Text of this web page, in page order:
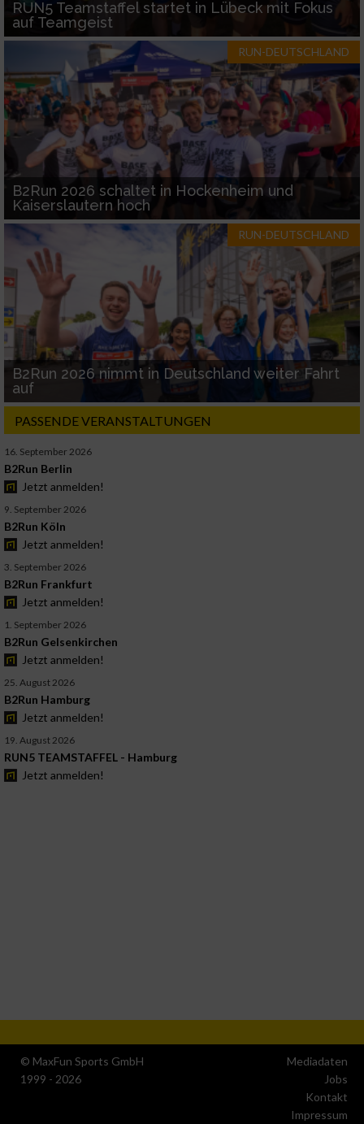
RUN5 Teamstaffel startet in Lübeck mit Fokus
auf Teamgeist
RUN-DEUTSCHLAND
B2Run 2026 schaltet in Hockenheim und
Kaiserslautern hoch
RUN-DEUTSCHLAND
B2Run 2026 nimmt in Deutschland weiter Fahrt
auf
PASSENDE VERANSTALTUNGEN
16. September 2026
B2Run Berlin
Jetzt anmelden!
9. September 2026
B2Run Köln
Jetzt anmelden!
3. September 2026
B2Run Frankfurt
Jetzt anmelden!
1. September 2026
B2Run Gelsenkirchen
Jetzt anmelden!
25. August 2026
B2Run Hamburg
Jetzt anmelden!
19. August 2026
RUN5 TEAMSTAFFEL - Hamburg
Jetzt anmelden!
© MaxFun Sports GmbH
1999 - 2026
Mediadaten
Jobs
Kontakt
Impressum